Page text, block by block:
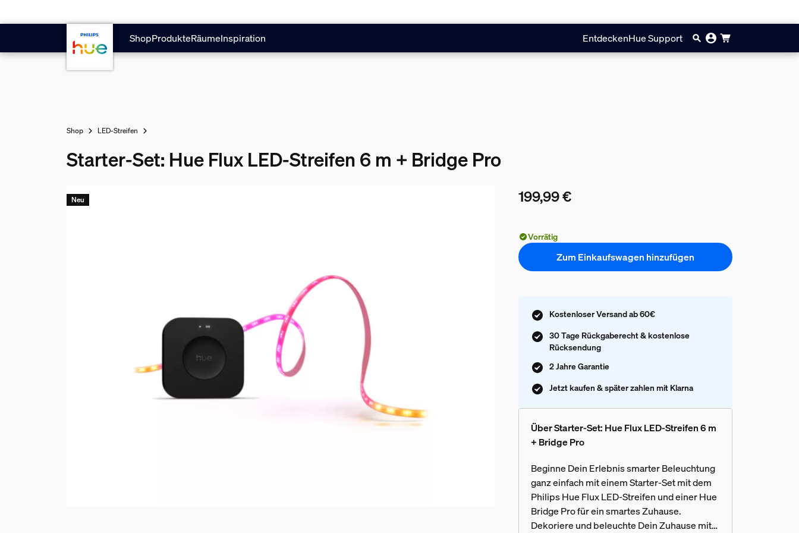
ShopProdukteRäumeInspiration EntdeckenHue Support
Shop LED-Streifen
Starter-Set: Hue Flux LED-Streifen 6 m + Bridge Pro
199,99 €
Neu
Vorrätig
Zum Einkaufswagen hinzufügen
Kostenloser Versand ab 60€
30 Tage Rückgaberecht & kostenlose
Rücksendung
2 Jahre Garantie
Jetzt kaufen & später zahlen mit Klarna
Über Starter-Set: Hue Flux LED-Streifen 6 m
+ Bridge Pro
Beginne Dein Erlebnis smarter Beleuchtung
ganz einfach mit einem Starter-Set mit dem
Philips Hue Flux LED-Streifen und einer Hue
Bridge Pro für ein smartes Zuhause.
Dekoriere und beleuchte Dein Zuhause mit